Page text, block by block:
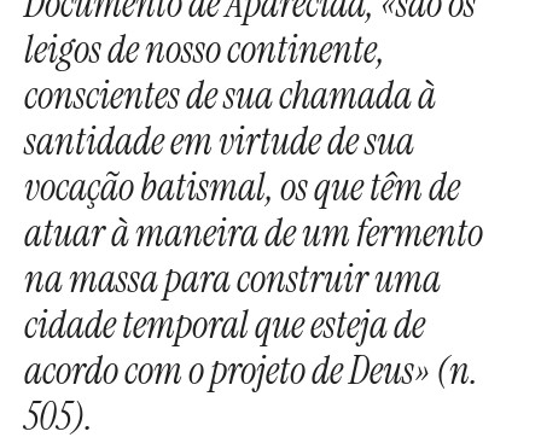
leigos de nosso continente,
conscientes de sua chamada à
santidade em virtude de sua
vocação batismal, os que têm de
atuar à maneira de um fermento
na massa para construir uma
cidade temporal que esteja de
acordo com o projeto de Deus» (n.
505).